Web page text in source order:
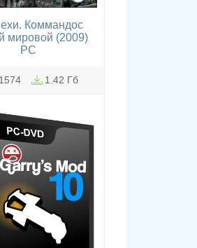
Коммандос
мировой (2009)
PC
1.42 Гб